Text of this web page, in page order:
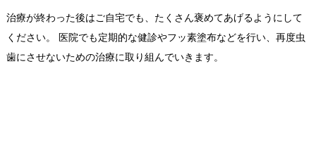
治療が終わった後はご自宅でも、たくさん褒めてあげるようにして
ください。 医院でも定期的な健診やフッ素塗布などを行い、再度虫
歯にさせないための治療に取り組んでいきます。